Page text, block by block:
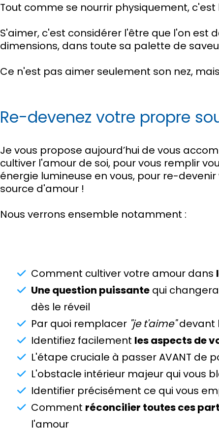
Tout comme se nourrir physiquement,
S'aimer, c'est considérer l'être que l'on est
dimensions, dans toute sa palette de
Ce n'est pas aimer seulement son nez,
Re-devenez votre propre
Je vous propose aujourd’hui de vous
cultiver l'amour de soi, pour vous remplir
énergie lumineuse en vous, pour re-
source d'amour !
Nous verrons ensemble notamment :
Comment cultiver votre amour dans
Une question puissante qui
dès le réveil
Par quoi remplacer "je t'aime"devant
Identifiez facilement les aspects de
L'étape cruciale à passer AVANT de
L'obstacle intérieur majeur qui vous
Identifier précisément ce qui vous
Comment réconcilier toutes ces
l'amour